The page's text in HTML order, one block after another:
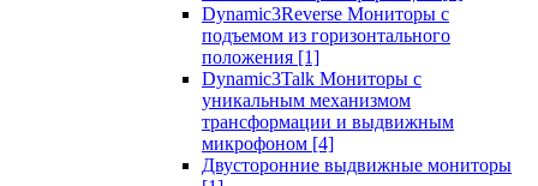
Dynamic3Reverse Мониторы с
подъемом из горизонтального
положения [1]
Dynamic3Talk Мониторы с
уникальным механизмом
трансформации и выдвижным
микрофоном [4]
Двусторонние выдвижные мониторы